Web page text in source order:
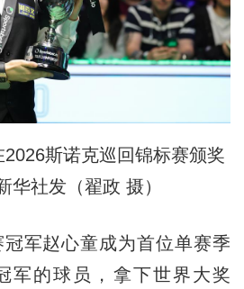
斯诺克巡回锦标赛颁奖
华社发（翟政 摄）
赵心童成为首位单赛季
军的球员，拿下世界大奖